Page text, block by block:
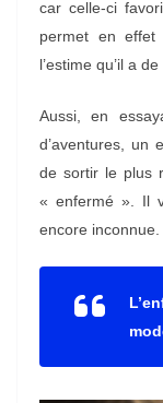
car celle-ci
permet en effet
l’estime qu’il a
Aussi, en
d’aventures, un
de sortir le plus
« enfermé ». Il
encore inconnue.